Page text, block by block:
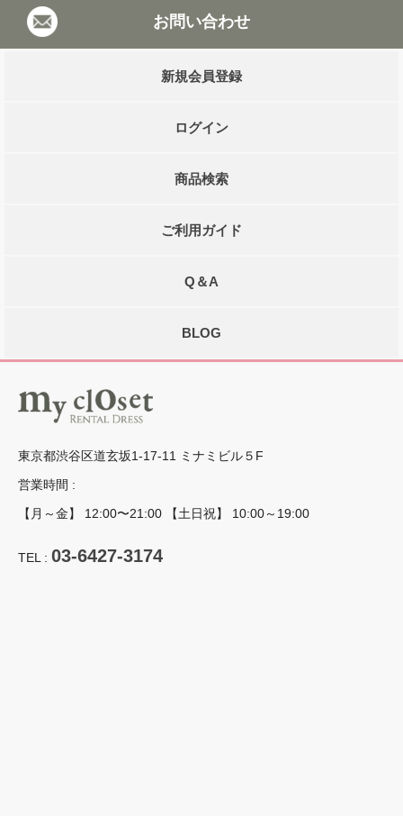
お問い合わせ
新規会員登録
ログイン
商品検索
ご利用ガイド
Q＆A
BLOG
東京都渋谷区道玄坂1-17-11 ミナミビル５F
営業時間 :
【月～金】 12:00〜21:00 【土日祝】 10:00～19:00
TEL : 03-6427-3174